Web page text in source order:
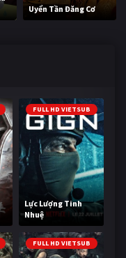
Uyển Tần Đăng Cơ
FULL HD VIETSUB
Lực Lượng Tinh
Nhuệ
FULL HD VIETSUB